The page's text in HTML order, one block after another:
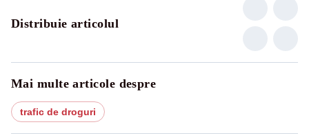
Distribuie articolul
Mai multe articole despre
trafic de droguri